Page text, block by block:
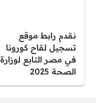
نقدم رابط موقع
تسجيل لقاح كورونا
في مصر التابع لوزارة
الصحة 2025